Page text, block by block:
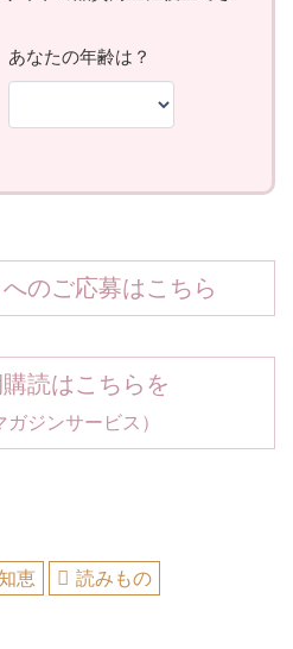
のご応募はこちら
読はこちらを
ジンサービス）
恵 読みもの